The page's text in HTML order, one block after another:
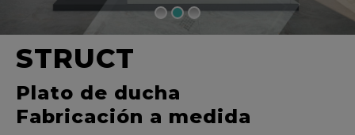
STRUCT
Plato de ducha
Fabricación a medida